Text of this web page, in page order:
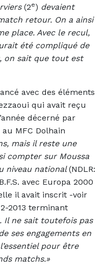
(2e) devaient
retour. On a ainsi
place. Avec le recul,
été compliqué de
on sait que tout est
avec des éléments
qui avait reçu
décerné par
au MFC Dolhain
mais il reste une
compter sur Moussa
niveau national(NDLR:
avec Europa 2000
il avait inscrit -voir
2013 terminant
. Il ne sait toutefois pas
ses engagements en
pour être
matchs.»